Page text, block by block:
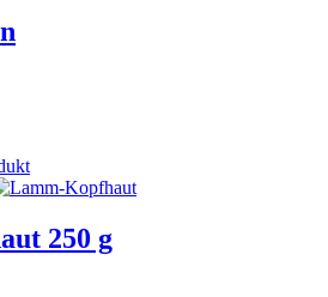
gewählt
weist
mehrere
auf
der
gewählt250 g